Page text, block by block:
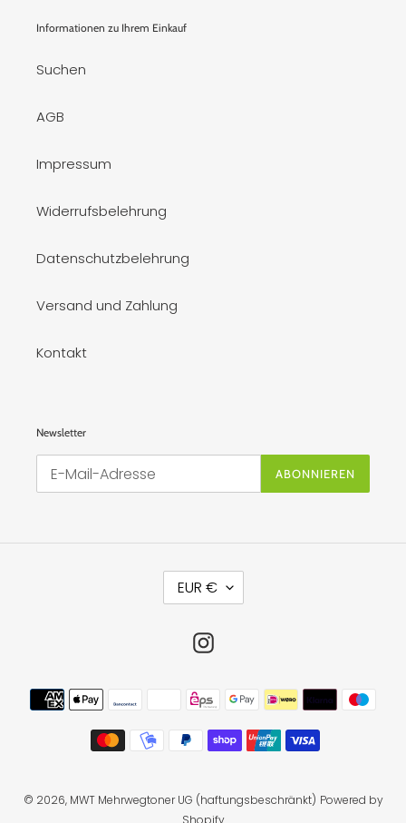
Informationen zu Ihrem Einkauf
Suchen
AGB
Impressum
Widerrufsbelehrung
Datenschutzbelehrung
Versand und Zahlung
Kontakt
Newsletter
ABONNIEREN
H
EUR €
Instagram
Zahlungsmethoden
© 2026, MWT Mehrwegtoner UG (haftungsbeschränkt) Powered by
Shopify